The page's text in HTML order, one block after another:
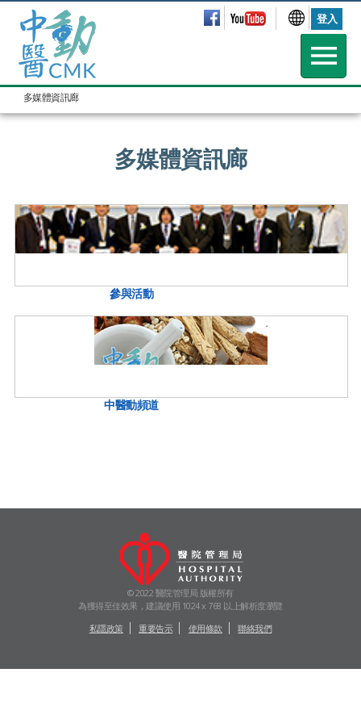
登入
多媒體資訊廊
多媒體資訊廊
參與活動
中醫動頻道
© 2022 醫院管理局 版權所有
為獲得至佳效果，建議使用 1024 x 768 以上解析度瀏覽
私隱政策
重要告示 使用條款 聯絡我們